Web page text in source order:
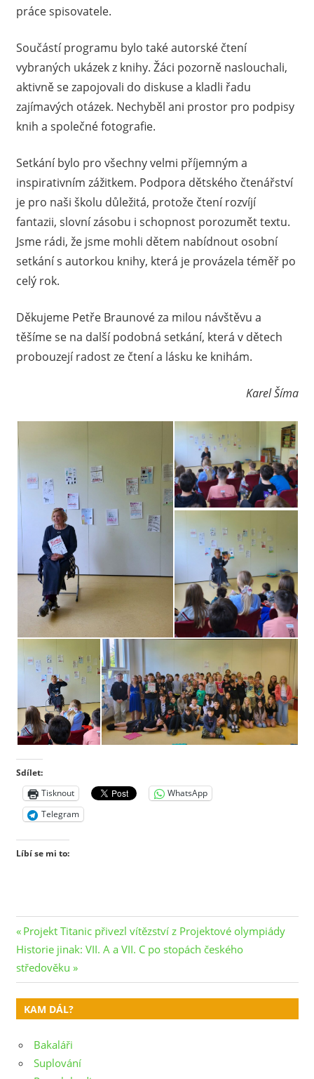
práce spisovatele.
Součástí programu bylo také autorské čtení
vybraných ukázek z knihy. Žáci pozorně naslouchali,
aktivně se zapojovali do diskuse a kladli řadu
zajímavých otázek. Nechyběl ani prostor pro podpisy
knih a společné fotografie.
Setkání bylo pro všechny velmi příjemným a
inspirativním zážitkem. Podpora dětského čtenářství
je pro naši školu důležitá, protože čtení rozvíjí
fantazii, slovní zásobu i schopnost porozumět textu.
Jsme rádi, že jsme mohli dětem nabídnout osobní
setkání s autorkou knihy, která je provázela téměř po
celý rok.
Děkujeme Petře Braunové za milou návštěvu a
těšíme se na další podobná setkání, která v dětech
probouzejí radost ze čtení a lásku ke knihám.
Karel Šíma
Sdílet:
Tisknout
WhatsApp
Telegram
Líbí se mi to:
Navigace
pro
příspěvek
Previous
Post:
Projekt Titanic přivezl vítězství z Projektové olympiády
Next
Post:
Historie jinak: VII. A a VII. C po stopách českého
středověku
KAM DÁL?
Bakaláři
Suplování